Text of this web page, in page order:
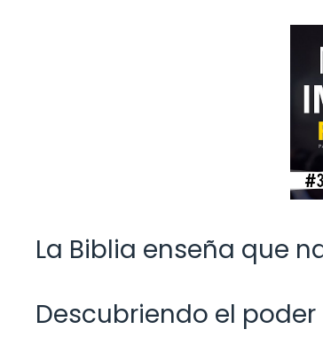
La Biblia enseña que
Descubriendo el